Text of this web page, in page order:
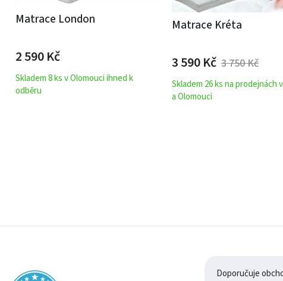
Matrace London
2 590Kč
Skladem 8 ks v Olomouci ihned k
odběru
Matrace Kréta
3 590Kč 3 750Kč
Skladem 26 ks na prodejnách
a Olomouci
Doporučuje